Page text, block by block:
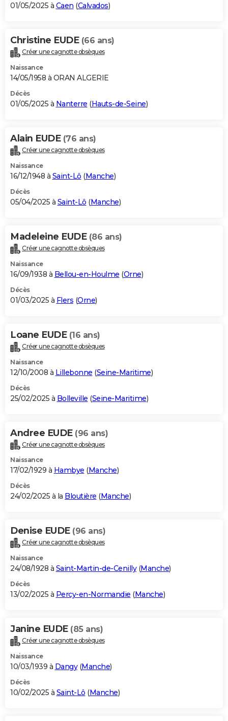
01/05/2025 à Caen (Calvados)
Christine EUDE (66 ans)
Créer une cagnotte obsèques
Naissance
14/05/1958 à ORAN ALGERIE
Décès
01/05/2025 à Nanterre (Hauts-de-Seine)
Alain EUDE (76 ans)
Créer une cagnotte obsèques
Naissance
16/12/1948 à Saint-Lô (Manche)
Décès
05/04/2025 à Saint-Lô (Manche)
Madeleine EUDE (86 ans)
Créer une cagnotte obsèques
Naissance
16/09/1938 à Bellou-en-Houlme (Orne)
Décès
01/03/2025 à Flers (Orne)
Loane EUDE (16 ans)
Créer une cagnotte obsèques
Naissance
12/10/2008 à Lillebonne (Seine-Maritime)
Décès
25/02/2025 à Bolleville (Seine-Maritime)
Andree EUDE (96 ans)
Créer une cagnotte obsèques
Naissance
17/02/1929 à Hambye (Manche)
Décès
24/02/2025 à la Bloutière (Manche)
Denise EUDE (96 ans)
Créer une cagnotte obsèques
Naissance
24/08/1928 à Saint-Martin-de-Cenilly(Manche)
Décès
13/02/2025 à Percy-en-Normandie (Manche)
Janine EUDE (85 ans)
Créer une cagnotte obsèques
Naissance
10/03/1939 à Dangy(Manche)
Décès
10/02/2025 à Saint-Lô (Manche)